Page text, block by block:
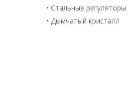
• Стальные регуляторы
• Дымчатый кристалл